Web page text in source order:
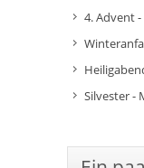
4. Advent
Silvester -